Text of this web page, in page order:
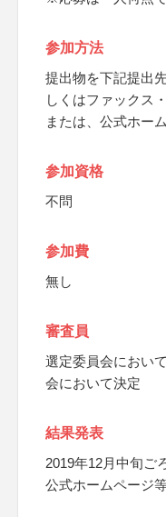
参加方法
提出物を下記提出
しくはファックス
または、公式ホー
参加資格
不問
参加費
無し
審査員
選定委員会におい
会において決定
結果発表
2019年12月中旬ご
公式ホームページ